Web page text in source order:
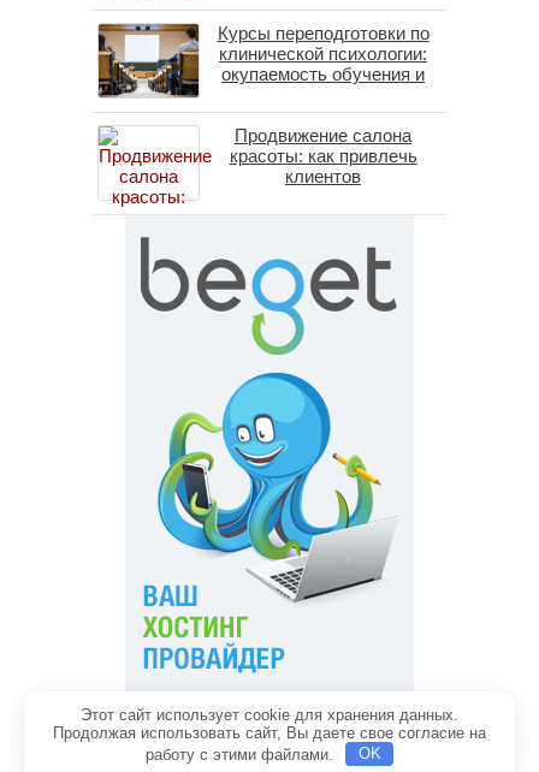
личность без таблеток
(методы ДПДГ и КПТ)
Курсы переподготовки по
клинической психологии:
окупаемость обучения и
специалистов в 2026 году
Продвижение салона
красоты: как привлечь
клиентов
Главная Обратная связь
Политика конфиденциальности Содержание
Этот сайт использует cookie для хранения данных.
Продолжая использовать сайт, Вы даете свое согласие на
работу с этими файлами.
OK